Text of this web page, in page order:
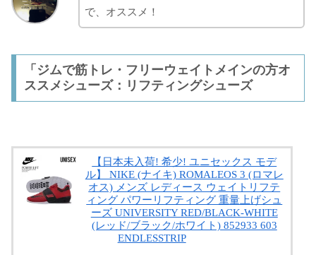
で、オススメ！
「ジムで筋トレ・フリーウェイトメインの方オ
ススメシューズ：リフティングシューズ
【日本未入荷! 希少! ユニセックス モデ
ル】 NIKE (ナイキ) ROMALEOS 3 (ロマレ
オス) メンズ レディース ウェイトリフテ
ィング パワーリフティング 重量上げシュ
ーズ UNIVERSITY RED/BLACK-WHITE
(レッド/ブラック/ホワイト) 852933 603
ENDLESSTRIP